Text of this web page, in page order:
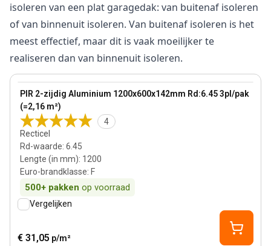
isoleren van een plat garagedak: van buitenaf isoleren
of van binnenuit isoleren. Van buitenaf isoleren is het
meest effectief, maar dit is vaak moeilijker te
realiseren dan van binnenuit isoleren.
PIR 2-zijdig Aluminium 1200x600x142mm Rd:6.45 3pl/pak
(=2,16 m²)
4
Recticel
Rd-waarde: 6.45
Lengte (in mm): 1200
Euro-brandklasse: F
500+ pakken op voorraad
View product
Vergelijken
€ 31,05 p/m²